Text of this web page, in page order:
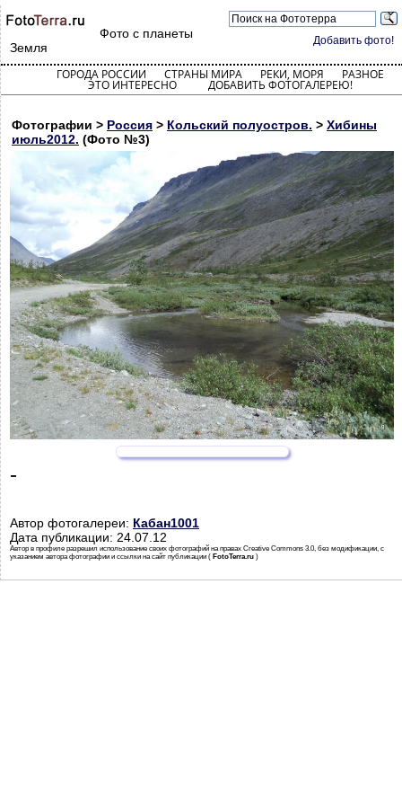
Добавить фото!
Фото с планеты
Земля
ГОРОДА РОССИИ СТРАНЫ МИРА РЕКИ, МОРЯ РАЗНОЕ
ЭТО ИНТЕРЕСНО ДОБАВИТЬ ФОТОГАЛЕРЕЮ!
Фотографии > Россия > Кольский полуостров. > Хибины
июль2012. (Фото №3)
-
Автор фотогалереи: Кабан1001
Дата публикации: 24.07.12
Автор в профиле разрешил использование своих фотографий на правах Creative Commons 3.0, без модификации, с
указанием автора фотографии и ссылки на сайт публикации ( FotoTerra.ru )